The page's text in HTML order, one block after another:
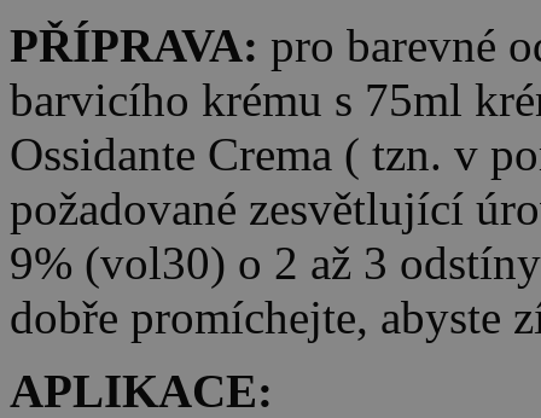
PŘÍPRAVA: pro barevné
barvicího krému s 75ml
Ossidante Crema ( tzn. v
požadované zesvětlující
9% (vol30) o 2 až 3
dobře promíchejte, abyste
APLIKACE: